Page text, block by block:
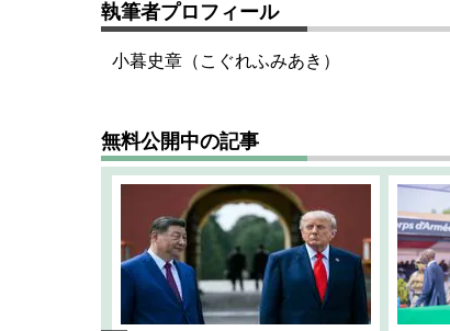
執筆者プロフィール
小暮史章（こぐれふみあき）
無料公開中の記事